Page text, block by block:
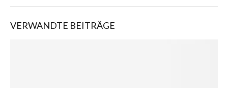
VERWANDTE BEITRÄGE